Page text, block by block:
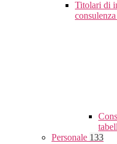
Titolari di
consulenza
Personale 133